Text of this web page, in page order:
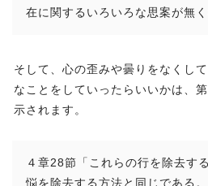
在に関するいろいろな思案が無く
そして、心の歪みや曇りをなくし
なことをしていったらいいかは、
示されます。
４章28節「これらの行を除去す
悩を除去する方法と同じである。